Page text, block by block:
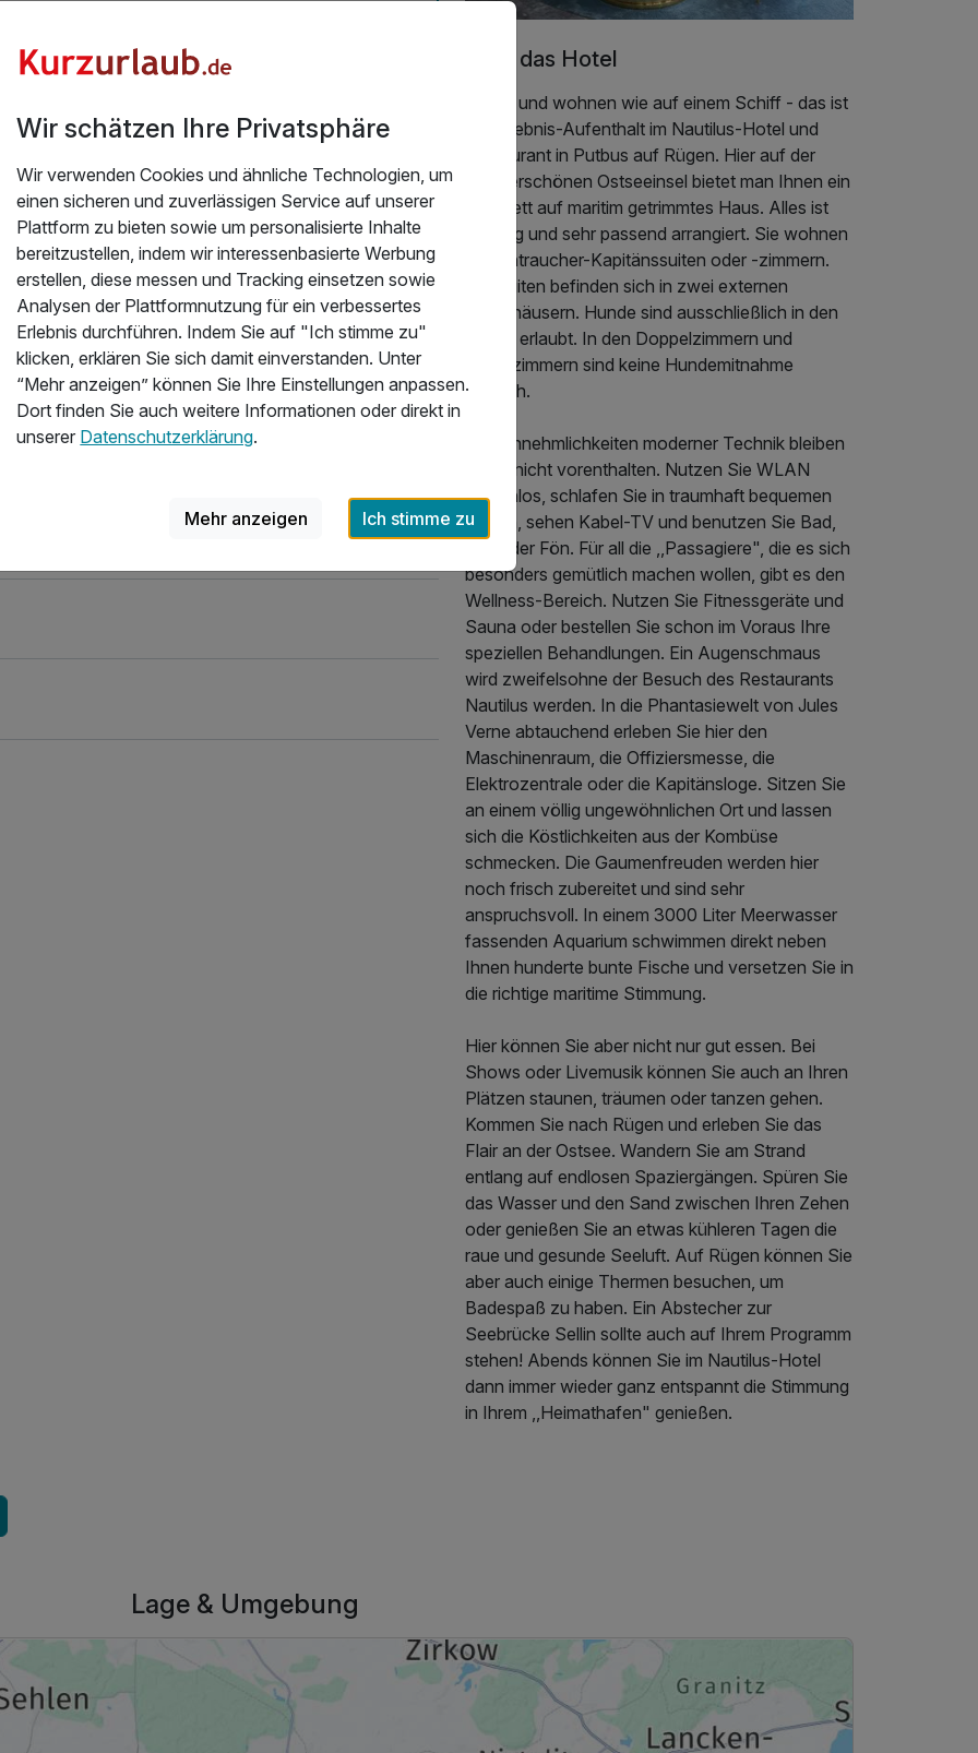
Über das Hotel
Leben und wohnen wie auf einem Schiff - das ist
der Erlebnis-Aufenthalt im Nautilus-Hotel und
Restaurant in Putbus auf Rügen. Hier auf der
wunderschönen Ostseeinsel bietet man Ihnen ein
komplett auf maritim getrimmtes Haus. Alles ist
stimmig und sehr passend arrangiert. Sie wohnen
in Nichtraucher-Kapitänssuiten oder -zimmern.
Die Suiten befinden sich in zwei externen
Gästehäusern. Hunde sind ausschließlich in den
Suiten erlaubt. In den Doppelzimmern und
Einzelzimmern sind keine Hundemitnahme
möglich.
Alle Annehmlichkeiten moderner Technik bleiben
Ihnen nicht vorenthalten. Nutzen Sie WLAN
kostenlos, schlafen Sie in traumhaft bequemen
Betten, sehen Kabel-TV und benutzen Sie Bad,
WC oder Fön. Für all die ,,Passagiere", die es sich
besonders gemütlich machen wollen, gibt es den
Wellness-Bereich. Nutzen Sie Fitnessgeräte und
Sauna oder bestellen Sie schon im Voraus Ihre
speziellen Behandlungen. Ein Augenschmaus
wird zweifelsohne der Besuch des Restaurants
Nautilus werden. In die Phantasiewelt von Jules
Verne abtauchend erleben Sie hier den
Maschinenraum, die Offiziersmesse, die
Elektrozentrale oder die Kapitänsloge. Sitzen Sie
an einem völlig ungewöhnlichen Ort und lassen
sich die Köstlichkeiten aus der Kombüse
schmecken. Die Gaumenfreuden werden hier
noch frisch zubereitet und sind sehr
anspruchsvoll. In einem 3000 Liter Meerwasser
fassenden Aquarium schwimmen direkt neben
Ihnen hunderte bunte Fische und versetzen Sie in
die richtige maritime Stimmung.
Hier können Sie aber nicht nur gut essen. Bei
Shows oder Livemusik können Sie auch an Ihren
Plätzen staunen, träumen oder tanzen gehen.
Kommen Sie nach Rügen und erleben Sie das
Flair an der Ostsee. Wandern Sie am Strand
entlang auf endlosen Spaziergängen. Spüren Sie
das Wasser und den Sand zwischen Ihren Zehen
oder genießen Sie an etwas kühleren Tagen die
raue und gesunde Seeluft. Auf Rügen können Sie
aber auch einige Thermen besuchen, um
Badespaß zu haben. Ein Abstecher zur
Seebrücke Sellin sollte auch auf Ihrem Programm
stehen! Abends können Sie im Nautilus-Hotel
dann immer wieder ganz entspannt die Stimmung
in Ihrem ,,Heimathafen" genießen.
Lage & Umgebung
Wir schätzen Ihre Privatsphäre
Wir verwenden Cookies und ähnliche Technologien, um
einen sicheren und zuverlässigen Service auf unserer
Plattform zu bieten sowie um personalisierte Inhalte
bereitzustellen, indem wir interessenbasierte Werbung
erstellen, diese messen und Tracking einsetzen sowie
Analysen der Plattformnutzung für ein verbessertes
Erlebnis durchführen. Indem Sie auf "Ich stimme zu"
klicken, erklären Sie sich damit einverstanden. Unter
“Mehr anzeigen” können Sie Ihre Einstellungen anpassen.
Dort finden Sie auch weitere Informationen oder direkt in
unserer Datenschutzerklärung.
Mehr anzeigen Ich stimme zu